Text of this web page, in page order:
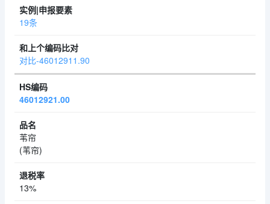
19条
对比-46012911.90
46012921.00
苇帘
(苇帘)
13%